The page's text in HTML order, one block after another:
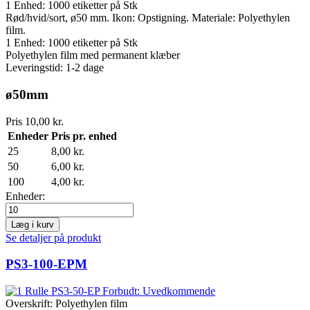
1 Enhed: 1000 etiketter på Stk
Rød/hvid/sort, ø50 mm. Ikon: Opstigning. Materiale: Polyethylen
film.
1 Enhed: 1000 etiketter på Stk
Polyethylen film med permanent klæber
Leveringstid: 1-2 dage
ø50mm
Pris 10,00 kr.
Enheder Pris pr. enhed
25
8,00 kr.
50
6,00 kr.
100
4,00 kr.
Enheder:
Læg i kurv
Se detaljer på produkt
PS3-100-EPM
Overskrift: Polyethylen film